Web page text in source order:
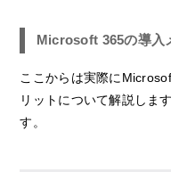
Microsoft 365の導入
ここからは実際に
リットについて解説しま
す。